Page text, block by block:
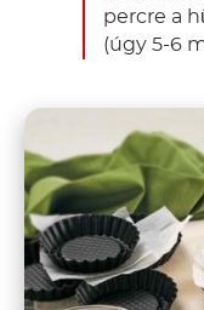
percre a
(úgy 5-6